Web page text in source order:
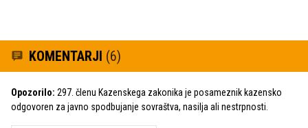
KOMENTARJI (6)
Opozorilo: 297. členu Kazenskega zakonika je posameznik kazensko
odgovoren za javno spodbujanje sovraštva, nasilja ali nestrpnosti.